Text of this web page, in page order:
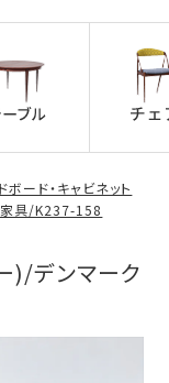
ード・キャビネット
家具/K237-158
)/デンマーク